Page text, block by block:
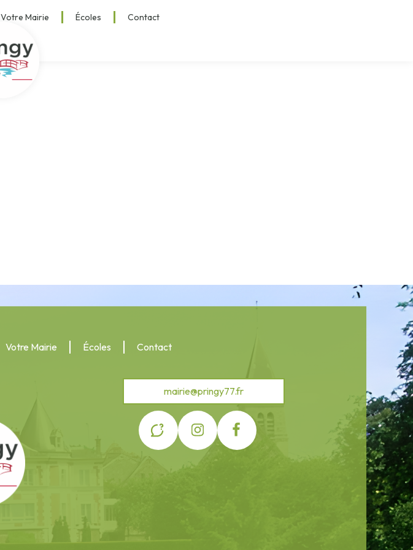
Votre Mairie Écoles Contact
Votre Mairie Écoles Contact
mairie@pringy77.fr